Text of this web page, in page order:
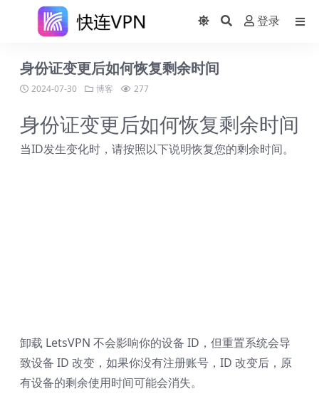
登录
身份证变更后如何恢复剩余时间
2024-07-30 博客 277
身份证变更后如何恢复剩余时间
当ID发生变化时，请按照以下说明恢复您的剩余时间。
卸载 LetsVPN 不会影响你的设备 ID，但重置系统会导
致设备 ID 改变，如果你没有注册账号，ID 改变后，原
有设备的剩余使用时间可能会消失。